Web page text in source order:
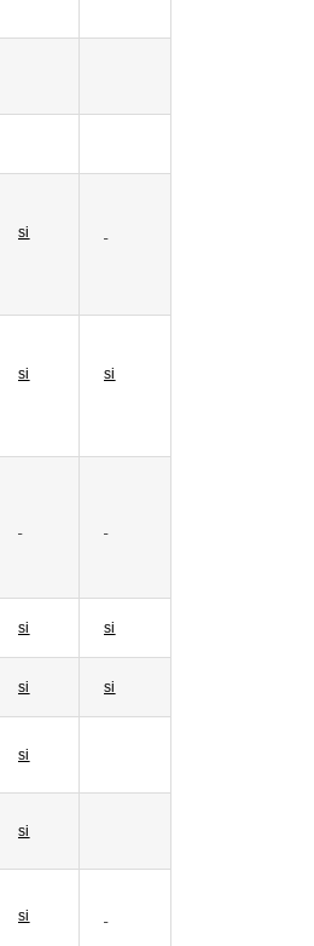
si
si si
si si
si si
si
si
si